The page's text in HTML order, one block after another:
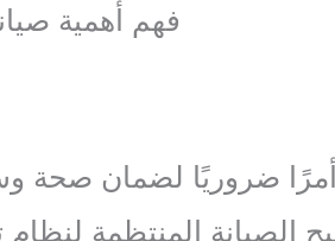
فهم أهمية
أمرًا ضروريًا لضمان
المنتظمة لنظام